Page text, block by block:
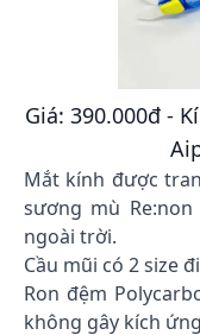
Giá: 390.000đ -
Mắt kính được
sương mù
ngoài trời.
Cầu mũi có 2 size
Ron đệm
không gây kích